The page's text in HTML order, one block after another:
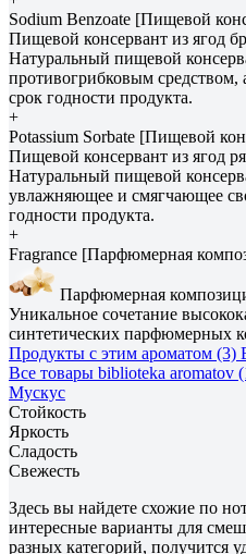
Sodium Benzoate [Пищевой
Пищевой консервант из ягод
Натуральный пищевой
противогрибковым средством,
срок годности продукта.
+
Potassium Sorbate [Пищевой
Пищевой консервант из ягод
Натуральный пищевой
увлажняющее и смягчающее
годности продукта.
+
Fragrance [Парфюмерная
Парфюмерная
Уникальное сочетание
синтетических парфюмерных
Продукты с этим ароматом (3)
Все товары biblioteka aromatov
Мускус
Стойкость
Яркость
Сладость
Свежесть
Здесь вы найдете схожие по
интересные варианты для
разных категорий, получится